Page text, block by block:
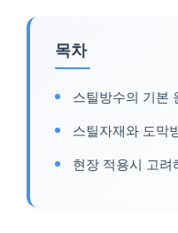
목차
스틸방수의 기본
스틸자재와 도막
현장 적용시 고려